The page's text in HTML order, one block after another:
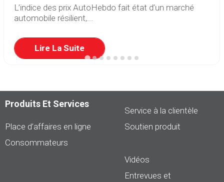
L’indice des prix AutoHebdo fait état d’un marché
automobile résilient,...
Lire La Suite
Produits Et Services
Place d’affaires en ligne
Consommateurs
Service à la clientèle
Soutien produit
Vidéos
Entrevues et